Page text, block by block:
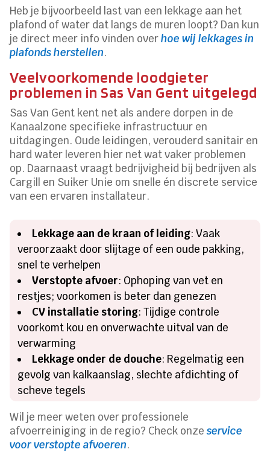
Heb je bijvoorbeeld last van een lekkage aan het
plafond of water dat langs de muren loopt? Dan kun
je direct meer info vinden overhoe wij lekkages in
plafonds herstellen.
Veelvoorkomende loodgieter
problemen in Sas Van Gent uitgelegd
Sas Van Gent kent net als andere dorpen in de
Kanaalzone specifieke infrastructuur en
uitdagingen. Oude leidingen, verouderd sanitair en
hard water leveren hier net wat vaker problemen
op. Daarnaast vraagt bedrijvigheid bij bedrijven als
Cargill en Suiker Unie om snelle én discrete service
van een ervaren installateur.
Lekkage aan de kraan of leiding: Vaak
veroorzaakt door slijtage of een oude pakking,
snel te verhelpen
Verstopte afvoer: Ophoping van vet en
restjes; voorkomen is beter dan genezen
CV installatie storing: Tijdige controle
voorkomt kou en onverwachte uitval van de
verwarming
Lekkage onder de douche: Regelmatig een
gevolg van kalkaanslag, slechte afdichting of
scheve tegels
Wil je meer weten over professionele
afvoerreiniging in de regio? Check onzeservice
voor verstopte afvoeren.